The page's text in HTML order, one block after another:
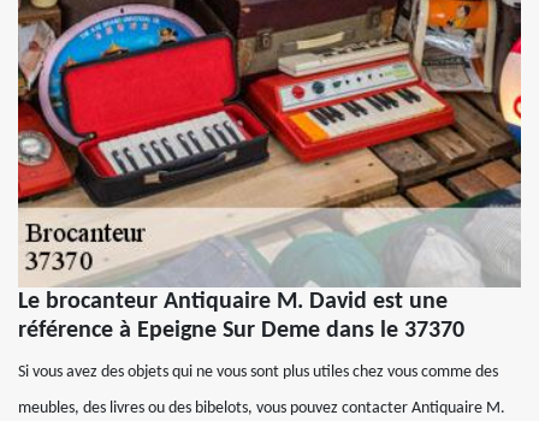
Le brocanteur Antiquaire M. David est une
référence à Epeigne Sur Deme dans le 37370
Si vous avez des objets qui ne vous sont plus utiles chez vous comme des
meubles, des livres ou des bibelots, vous pouvez contacter Antiquaire M.